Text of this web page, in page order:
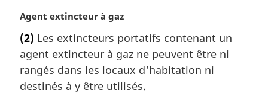
a
l
e
:
N
t
e
m
a
Agent extincteur à gaz
(2) Les extincteurs portatifs contenant un
agent extincteur à gaz ne peuvent être ni
rangés dans les locaux d'habitation ni
destinés à y être utilisés.